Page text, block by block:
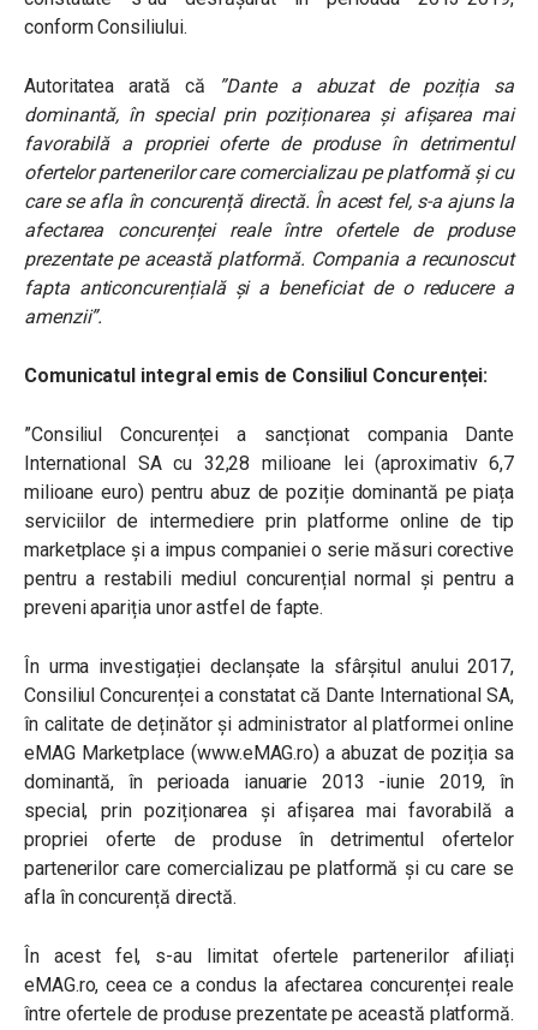
conform Consiliului.
Autoritatea arată că ”Dante a abuzat de poziția sa
dominantă, în special prin poziționarea și afișarea mai
favorabilă a propriei oferte de produse în detrimentul
ofertelor partenerilor care comercializau pe platformă și cu
care se afla în concurență directă. În acest fel, s-a ajuns la
afectarea concurenței reale între ofertele de produse
prezentate pe această platformă. Compania a recunoscut
fapta anticoncurențială și a beneficiat de o reducere a
amenzii”.
Comunicatul integral emis de Consiliul Concurenței:
”Consiliul Concurenței a sancționat compania Dante
International SA cu 32,28 milioane lei (aproximativ 6,7
milioane euro) pentru abuz de poziție dominantă pe piața
serviciilor de intermediere prin platforme online de tip
marketplace și a impus companiei o serie măsuri corective
pentru a restabili mediul concurențial normal și pentru a
preveni apariția unor astfel de fapte.
În urma investigației declanșate la sfârșitul anului 2017,
Consiliul Concurenței a constatat că Dante International SA,
în calitate de deținător și administrator al platformei online
eMAG Marketplace (www.eMAG.ro) a abuzat de poziția sa
dominantă, în perioada ianuarie 2013 -iunie 2019, în
special, prin poziționarea și afișarea mai favorabilă a
propriei oferte de produse în detrimentul ofertelor
partenerilor care comercializau pe platformă și cu care se
afla în concurență directă.
În acest fel, s-au limitat ofertele partenerilor afiliați
eMAG.ro, ceea ce a condus la afectarea concurenței reale
între ofertele de produse prezentate pe această platformă.